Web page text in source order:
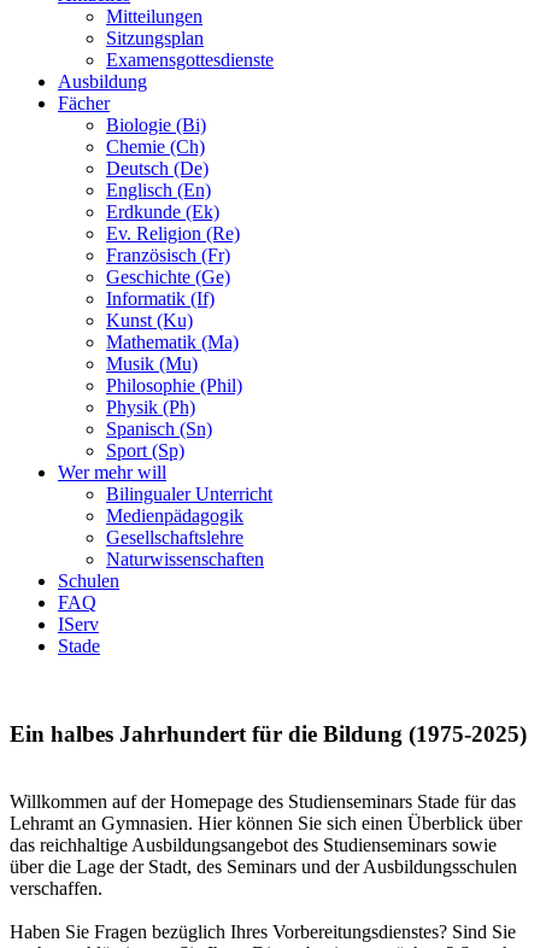
Mitteilungen
Sitzungsplan
Examensgottesdienste
Ausbildung
Fächer
Biologie (Bi)
Chemie (Ch)
Deutsch (De)
Englisch (En)
Erdkunde (Ek)
Ev. Religion (Re)
Französisch (Fr)
Geschichte (Ge)
Informatik (If)
Kunst (Ku)
Mathematik (Ma)
Musik (Mu)
Philosophie (Phil)
Physik (Ph)
Spanisch (Sn)
Sport (Sp)
Wer mehr will
Bilingualer Unterricht
Medienpädagogik
Gesellschaftslehre
Naturwissenschaften
Schulen
FAQ
IServ
Stade
Ein halbes Jahrhundert für die Bildung (1975-2025)
Willkommen auf der Homepage des Studienseminars Stade für das
Lehramt an Gymnasien. Hier können Sie sich einen Überblick über
das reichhaltige Ausbildungsangebot des Studienseminars sowie
über die Lage der Stadt, des Seminars und der Ausbildungsschulen
verschaffen.
Haben Sie Fragen bezüglich Ihres Vorbereitungsdienstes? Sind Sie